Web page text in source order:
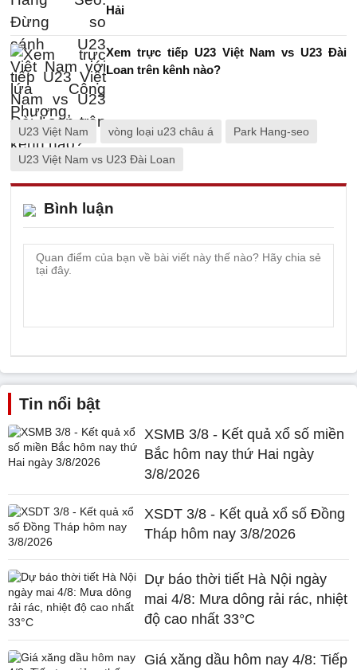
Hải
Xem trực tiếp U23 Việt Nam vs U23 Đài
Loan trên kênh nào?
U23 Việt Nam vòng loại u23 châu á Park Hang-seo
U23 Việt Nam vs U23 Đài Loan
Bình luận
Tin nổi bật
XSMB 3/8 - Kết quả xổ số miền
Bắc hôm nay thứ Hai ngày
3/8/2026
XSDT 3/8 - Kết quả xổ số Đồng
Tháp hôm nay 3/8/2026
Dự báo thời tiết Hà Nội ngày
mai 4/8: Mưa dông rải rác, nhiệt
độ cao nhất 33°C
Giá xăng dầu hôm nay 4/8: Tiếp